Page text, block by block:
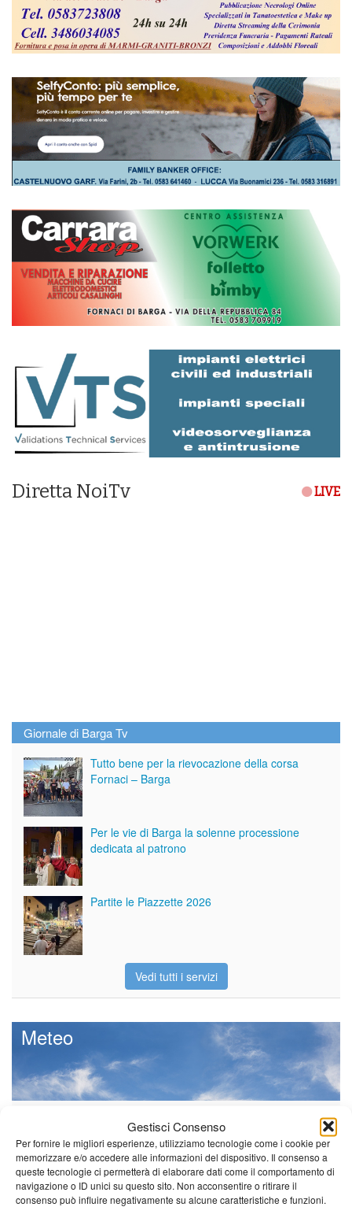
Gestisci Consenso
Per fornire le migliori esperienze, utilizziamo tecnologie come i cookie per
memorizzare e/o accedere alle informazioni del dispositivo. Il consenso a
queste tecnologie ci permetterà di elaborare dati come il comportamento di
navigazione o ID unici su questo sito. Non acconsentire o ritirare il
consenso può influire negativamente su alcune caratteristiche e funzioni.
Diretta NoiTv LIVE
Giornale di Barga Tv
Tutto bene per la rievocazione della corsa
Fornaci – Barga
Per le vie di Barga la solenne processione
dedicata al patrono
Partite le Piazzette 2026
Vedi tutti i servizi
Meteo
settimana. temperature ancora
ben al di sopra dei valori
stagionali
Leggi tutto…